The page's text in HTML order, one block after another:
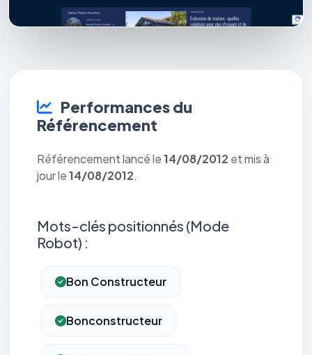
Performances du
Référencement
Référencement lancé le14/08/2012 et mis à
jour le14/08/2012.
Mots-clés positionnés (Mode
Robot) :
Bon Constructeur
Bonconstructeur